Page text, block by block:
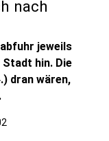
nach
jeweils
hin. Die
dran wären,